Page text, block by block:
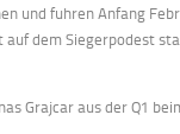
und fuhren Anfang
dem Siegerpodest
Grajcar aus der Q1